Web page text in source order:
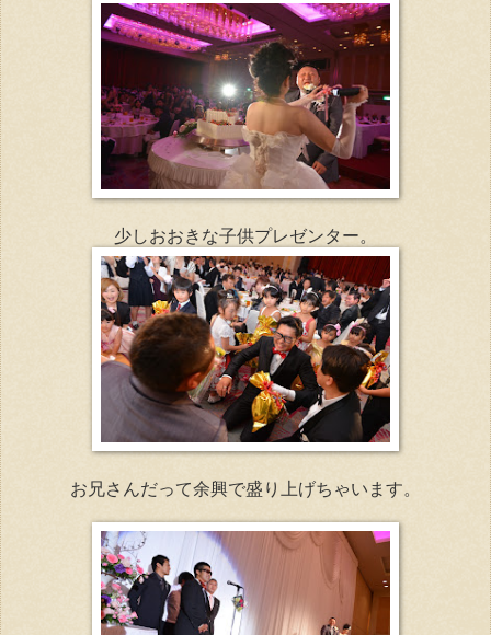
少しおおきな子供プレゼンター。
お兄さんだって余興で盛り上げちゃいます。